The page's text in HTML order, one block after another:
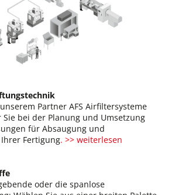
Partner AFS Airfiltersysteme
bei der Planung und Umsetzung
für Absaugung und
Fertigung. >> weiterlesen
oder die spanlose